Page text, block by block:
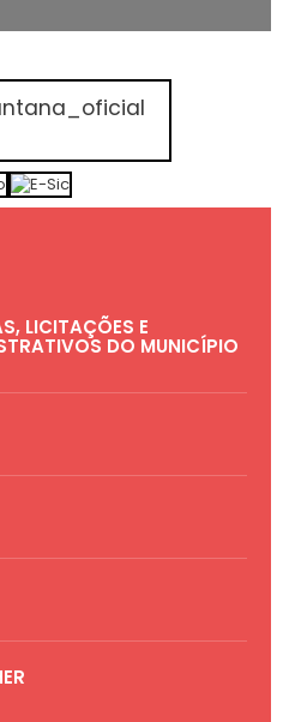
LICITAÇÕES E
DO MUNICÍPIO